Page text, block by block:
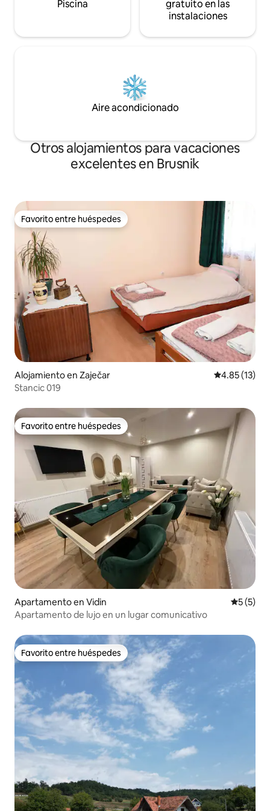
Piscina
gratuito en las
instalaciones
Aire acondicionado
Otros alojamientos para vacaciones
excelentes en Brusnik
Favorito entre huéspedes
Favorito entre huéspedes
Alojamiento en Zaječar Calificación
4.85 (13)
Stancic 019
Favorito entre huéspedes
Favorito entre huéspedes
Apartamento en Vidin
5 (5)
Apartamento de lujo en un lugar comunicativo
Favorito entre huéspedes
Favorito entre huéspedes